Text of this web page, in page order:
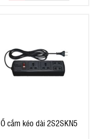
Ổ cắm kéo dài 2S2SKN5